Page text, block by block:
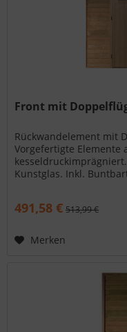
Front mit
Rückwandelement mit
Vorgefertigte Elemente
Kunstglas. Inkl.
491,58 € 513,99 €
Merken